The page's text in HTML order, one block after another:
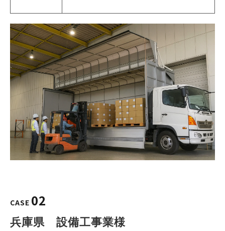
CASE 02
兵庫県　設備工事業様